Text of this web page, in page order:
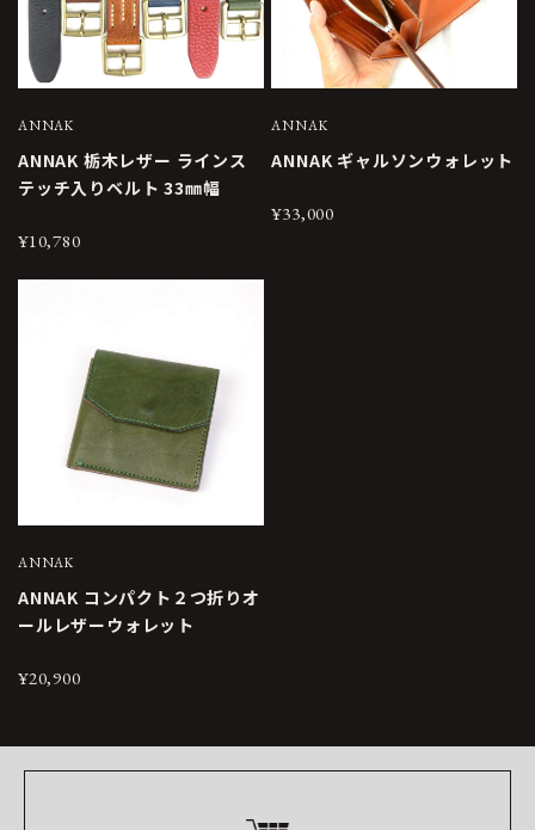
ANNAK
ANNAK 栃木レザー ラインス
テッチ入りベルト 33㎜幅
¥10,780
ANNAK
ANNAK ギャルソンウォレット
¥33,000
ANNAK
ANNAK コンパクト２つ折りオ
ールレザーウォレット
¥20,900